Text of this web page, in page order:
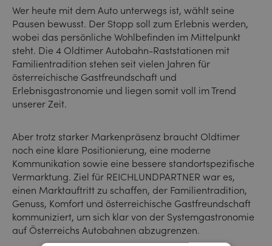
Wer heute mit dem Auto unterwegs ist, wählt seine
Pausen bewusst. Der Stopp soll zum Erlebnis werden,
wobei das persönliche Wohlbefinden im Mittelpunkt
steht. Die 4 Oldtimer Autobahn-Raststationen mit
Familientradition stehen seit vielen Jahren für
österreichische Gastfreundschaft und
Erlebnisgastronomie und liegen somit voll im Trend
unserer Zeit.
Aber trotz starker Markenpräsenz braucht Oldtimer
noch eine klare Positionierung, eine moderne
Kommunikation sowie eine bessere standortspezifische
Vermarktung. Ziel für REICHLUNDPARTNER war es,
einen Marktauftritt zu schaffen, der Familientradition,
Genuss, Komfort und österreichische Gastfreundschaft
kommuniziert, um sich klar von der Systemgastronomie
auf Österreichs Autobahnen abzugrenzen.